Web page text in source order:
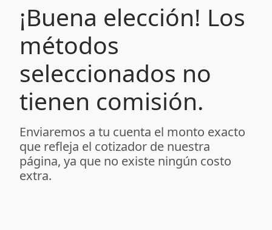
¡Buena elección! Los
métodos
seleccionados no
tienen comisión.
Enviaremos a tu cuenta el monto exacto
que refleja el cotizador de nuestra
página, ya que no existe ningún costo
extra.